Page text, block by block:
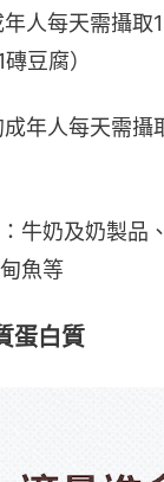
年人每天需攝取
豆腐）
成年人每天需
牛奶及奶製品
魚等
蛋白質